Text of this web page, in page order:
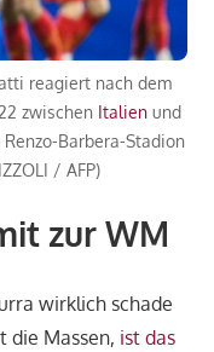
reagiert nach dem
zwischen Italienund
Barbera-Stadion
/ AFP)
zur WM
wirklich schade
die Massen, ist das